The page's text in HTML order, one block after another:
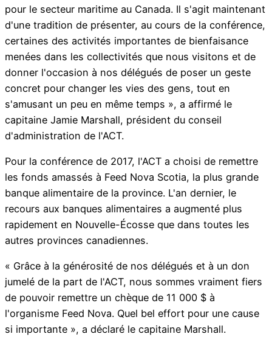
pour le secteur maritime au Canada. Il s'agit maintenant
d'une tradition de présenter, au cours de la conférence,
certaines des activités importantes de bienfaisance
menées dans les collectivités que nous visitons et de
donner l'occasion à nos délégués de poser un geste
concret pour changer les vies des gens, tout en
s'amusant un peu en même temps », a affirmé le
capitaine Jamie Marshall, président du conseil
d'administration de l'ACT.
Pour la conférence de 2017, l'ACT a choisi de remettre
les fonds amassés à Feed Nova Scotia, la plus grande
banque alimentaire de la province. L'an dernier, le
recours aux banques alimentaires a augmenté plus
rapidement en Nouvelle-Écosse que dans toutes les
autres provinces canadiennes.
« Grâce à la générosité de nos délégués et à un don
jumelé de la part de l'ACT, nous sommes vraiment fiers
de pouvoir remettre un chèque de 11 000 $ à
l'organisme Feed Nova. Quel bel effort pour une cause
si importante », a déclaré le capitaine Marshall.